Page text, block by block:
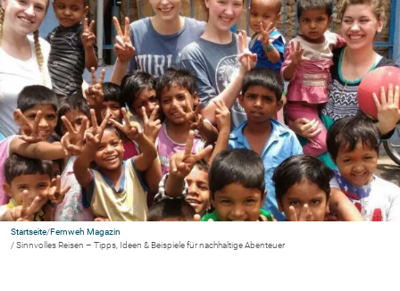
Startseite/Fernweh Magazin
/ Sinnvolles Reisen – Tipps, Ideen & Beispiele für nachhaltige Abenteuer